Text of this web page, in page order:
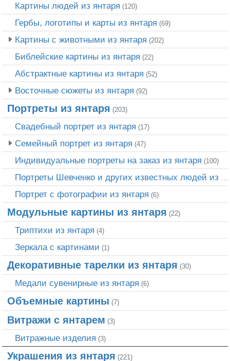
Картины людей из янтаря (120)
Гербы, логотипы и карты из янтаря (69)
Картины с животными из янтаря (202)
Библейские картины из янтаря (22)
Абстрактные картины из янтаря (52)
Восточные сюжеты из янтаря (92)
Портреты из янтаря (203)
Свадебный портрет из янтаря (17)
Семейный портрет из янтаря (47)
Индивидуальные портреты на заказ из янтаря (100)
Портреты Шевченко и других известных людей из янтаря
Портрет c фотографии из янтаря (6)
Модульные картины из янтаря (22)
Триптихи из янтаря (4)
Зеркала с картинами (1)
Декоративные тарелки из янтаря (30)
Медали сувенирные из янтаря (6)
Объемные картины (7)
Витражи с янтарем (3)
Витражные изделия (3)
Украшения из янтаря (221)